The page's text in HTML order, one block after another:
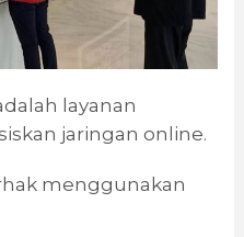
layanan
jaringan online.
menggunakan